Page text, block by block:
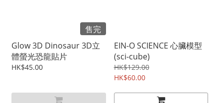
售完
Glow 3D Dinosaur 3D立
體螢光恐龍貼片
HK$45.00
EIN-O SCIENCE 心臟模型
(sci-cube)
HK$129.00
HK$60.00